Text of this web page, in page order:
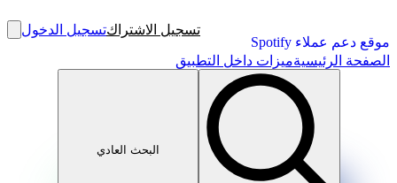
موقع دعم عملاء Spotify
تسجيل الاشتراكتسجيل الدخول
الصفحة الرئيسيةميزات داخل التطبيق
البحث العادي